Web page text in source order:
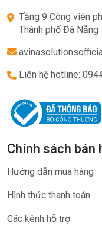
Tầng 9 Công viên
Thành phố Đà Nẵng
Liên hệ hotline:
Chính sách bán
Hướng dẫn mua hàng
Hình thức thanh toán
Các kênh hỗ trợ